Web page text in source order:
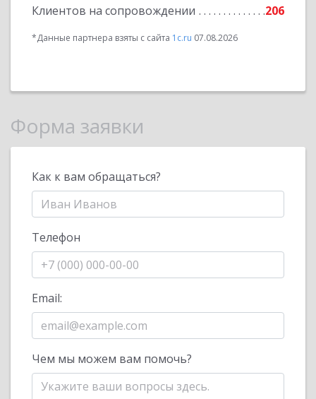
Клиентов на сопровождении
206
*Данные партнера взяты с сайта 1c.ru 07.08.2026
Форма заявки
Как к вам обращаться?
Телефон
Email:
Чем мы можем вам помочь?